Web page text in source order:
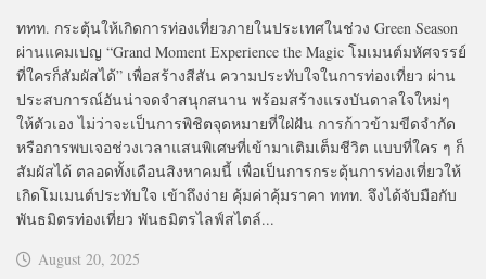
ททท. กระตุ้นให้เกิดการท่องเที่ยวภายในประเทศในช่วง Green Season
ผ่านแคมเปญ “Grand Moment Experience the Magic โมเมนต์มหัศจรรย์
ที่ใครก็สัมผัสได้” เพื่อสร้างสีสัน ความประทับใจในการท่องเที่ยว ผ่าน
ประสบการณ์อันน่าจดจำสนุกสนาน พร้อมสร้างแรงบันดาลใจใหม่ๆ
ให้ตัวเอง ไม่ว่าจะเป็นการพิชิตจุดหมายที่ใฝ่ฝัน การก้าวข้ามขีดจำกัด
หรือการพบเจอช่วงเวลาแสนพิเศษที่เข้ามาเติมเต็มชีวิต แบบที่ใคร ๆ ก็
สัมผัสได้ ตลอดทั้งเดือนสิงหาคมนี้ เพื่อเป็นการกระตุ้นการท่องเที่ยวให้
เกิดโมเมนต์ประทับใจ เข้าถึงง่าย คุ้มค่าคุ้มราคา ททท. จึงได้จับมือกับ
พันธมิตรท่องเที่ยว พันธมิตรไลฟ์สไตล์...
August 20, 2025